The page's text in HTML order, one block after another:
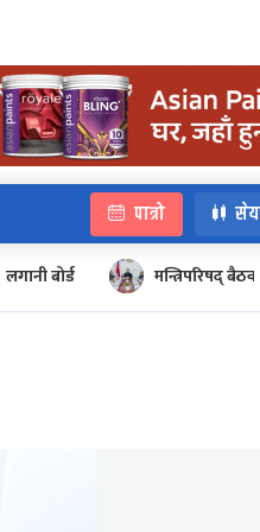
पात्रो
लगानी बोर्ड मन्त्रिपरिषद् बैठक